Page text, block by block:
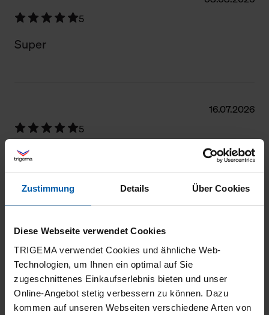
Zustimmung Details Über Cookies
Diese Webseite verwendet Cookies
TRIGEMA verwendet Cookies und ähnliche Web-
Technologien, um Ihnen ein optimal auf Sie
zugeschnittenes Einkaufserlebnis bieten und unser
Online-Angebot stetig verbessern zu können. Dazu
kommen auf unseren Webseiten verschiedene Arten von
5
Super
16.07.2026
5
Ein schönes Basic-Shirt, welches jederzeit
tragbar ist.
5
Alles Bestens